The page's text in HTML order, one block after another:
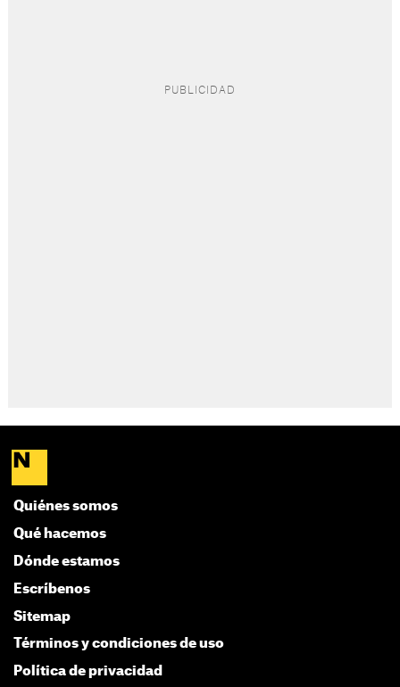
Quiénes somos
Qué hacemos
Dónde estamos
Escríbenos
Sitemap
Términos y condiciones de uso
Política de privacidad